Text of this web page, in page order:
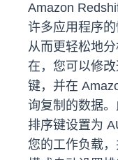
Amazon
许多应用程序的
从而更轻松地
在，您可以修
键，并在
询复制的数据
排序键设置为
您的工作负载